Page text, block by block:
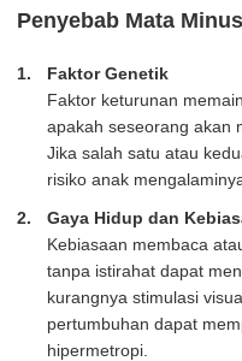
Penyebab Mata
Faktor Genetik
Faktor keturunan
apakah seseorang akan
Jika salah satu atau
risiko anak
Gaya Hidup dan
Kebiasaan membaca
tanpa istirahat dapat
kurangnya stimulasi
pertumbuhan dapat
hipermetropi.